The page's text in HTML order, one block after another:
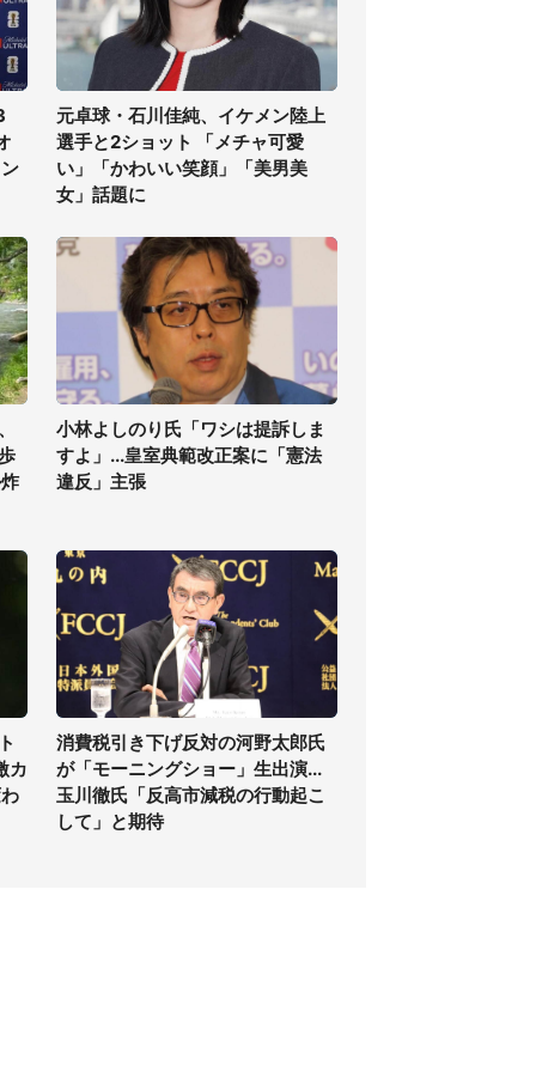
元卓球・石川佳純、イケメン陸上
選手と2ショット 「メチャ可愛
い」「かわいい笑顔」「美男美
女」話題に
小林よしのり氏「ワシは提訴しま
すよ」...皇室典範改正案に「憲法
違反」主張
カ
消費税引き下げ反対の河野太郎氏
が「モーニングショー」生出演...
玉川徹氏「反高市減税の行動起こ
して」と期待